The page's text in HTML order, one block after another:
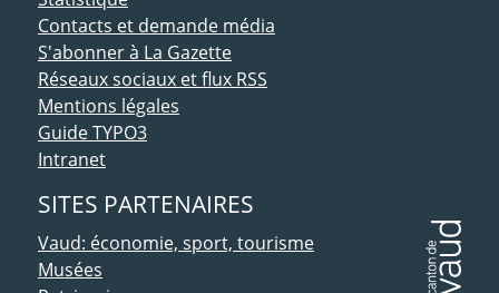
Contacts et demande média
S'abonner à La Gazette
Réseaux sociaux et flux RSS
Mentions légales
Guide TYPO3
Intranet
SITES PARTENAIRES
Vaud: économie, sport, tourisme
Musées